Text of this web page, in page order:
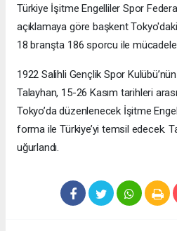
Türkiye İşitme Engelliler Spor
açıklamaya göre başkent
18 branşta 186 sporcu ile
1922 Salihli Gençlik Spor
Talayhan, 15-26 Kasım tarihleri
Tokyo’da düzenlenecek İşitme
forma ile Türkiye’yi temsil edecek.
uğurlandı.